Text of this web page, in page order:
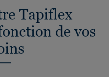
Tapiflex
de vos